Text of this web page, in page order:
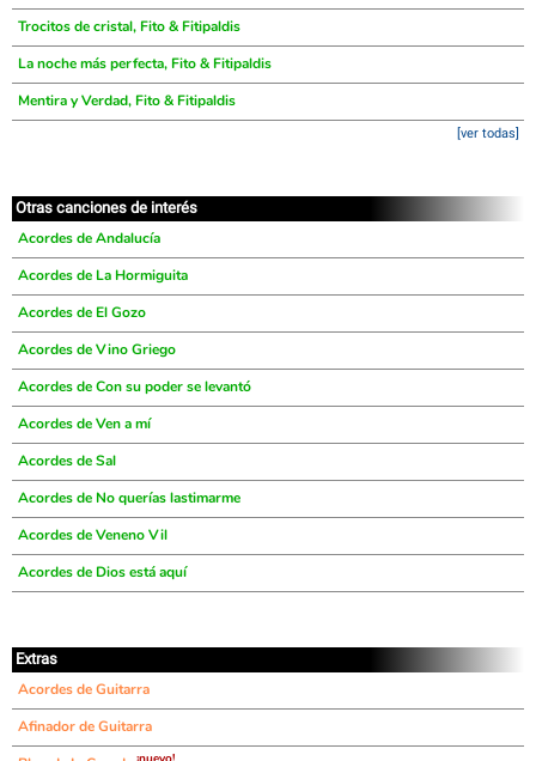
Trocitos de cristal, Fito & Fitipaldis
La noche más perfecta, Fito & Fitipaldis
Mentira y Verdad, Fito & Fitipaldis
[ver todas]
Otras canciones de interés
Acordes de Andalucía
Acordes de La Hormiguita
Acordes de El Gozo
Acordes de Vino Griego
Acordes de Con su poder se levantó
Acordes de Ven a mí
Acordes de Sal
Acordes de No querías lastimarme
Acordes de Veneno Vil
Acordes de Dios está aquí
Extras
Acordes de Guitarra
Afinador de Guitarra